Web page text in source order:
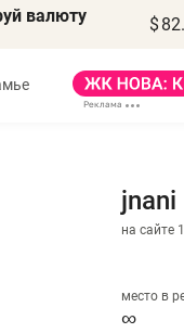
валюту $
jnani
на сайте
место в
∞